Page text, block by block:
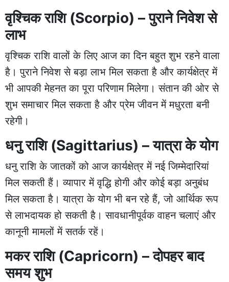
वृश्चिक राशि (Scorpio) – पुराने निवेश से
लाभ
वृश्चिक राशि वालों के लिए आज का दिन बहुत शुभ रहने वाला
है। पुराने निवेश से बड़ा लाभ मिल सकता है और कार्यक्षेत्र में
भी आपकी मेहनत का पूरा परिणाम मिलेगा। संतान की ओर से
शुभ समाचार मिल सकता है और प्रेम जीवन में मधुरता बनी
रहेगी।
धनु राशि (Sagittarius) – यात्रा के योग
धनु राशि के जातकों को आज कार्यक्षेत्र में नई जिम्मेदारियां
मिल सकती हैं। व्यापार में वृद्धि होगी और कोई बड़ा अनुबंध
मिल सकता है। यात्रा के योग भी बन रहे हैं, जो आर्थिक रूप
से लाभदायक हो सकती है। सावधानीपूर्वक वाहन चलाएं और
कानूनी मामलों में सतर्क रहें।
मकर राशि (Capricorn) – दोपहर बाद
समय शुभ